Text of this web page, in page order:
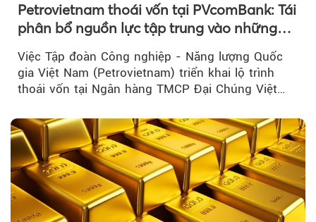
Petrovietnam thoái vốn tại PVcomBank: Tái
phân bổ nguồn lực tập trung vào những
Việc Tập đoàn Công nghiệp - Năng lượng Quốc
gia Việt Nam (Petrovietnam) triển khai lộ trình
thoái vốn tại Ngân hàng TMCP Đại Chúng Việt